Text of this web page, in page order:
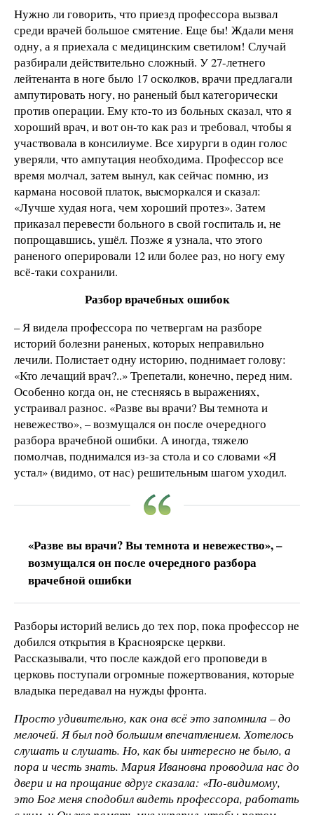
Нужно ли говорить, что приезд профессора вызвал
среди врачей большое смятение. Еще бы! Ждали меня
одну, а я приехала с медицинским светилом! Случай
разбирали действительно сложный. У 27-летнего
лейтенанта в ноге было 17 осколков, врачи предлагали
ампутировать ногу, но раненый был категорически
против операции. Ему кто-то из больных сказал, что я
хороший врач, и вот он-то как раз и требовал, чтобы я
участвовала в консилиуме. Все хирурги в один голос
уверяли, что ампутация необходима. Профессор все
время молчал, затем вынул, как сейчас помню, из
кармана носовой платок, высморкался и сказал:
«Лучше худая нога, чем хороший протез». Затем
приказал перевести больного в свой госпиталь и, не
попрощавшись, ушёл. Позже я узнала, что этого
раненого оперировали 12 или более раз, но ногу ему
всё-таки сохранили.
Разбор врачебных ошибок
– Я видела профессора по четвергам на разборе
историй болезни раненых, которых неправильно
лечили. Полистает одну историю, поднимает голову:
«Кто лечащий врач?..» Трепетали, конечно, перед ним.
Особенно когда он, не стесняясь в выражениях,
устраивал разнос. «Разве вы врачи? Вы темнота и
невежество», – возмущался он после очередного
разбора врачебной ошибки. А иногда, тяжело
помолчав, поднимался из-за стола и со словами «Я
устал» (видимо, от нас) решительным шагом уходил.
«Разве вы врачи? Вы темнота и невежество», –
возмущался он после очередного разбора
врачебной ошибки
Разборы историй велись до тех пор, пока профессор не
добился открытия в Красноярске церкви.
Рассказывали, что после каждой его проповеди в
церковь поступали огромные пожертвования, которые
владыка передавал на нужды фронта.
Просто удивительно, как она всё это запомнила – до
мелочей. Я был под большим впечатлением. Хотелось
слушать и слушать. Но, как бы интересно не было, а
пора и честь знать. Мария Ивановна проводила нас до
двери и на прощание вдруг сказала: «По-видимому,
это Бог меня сподобил видеть профессора, работать